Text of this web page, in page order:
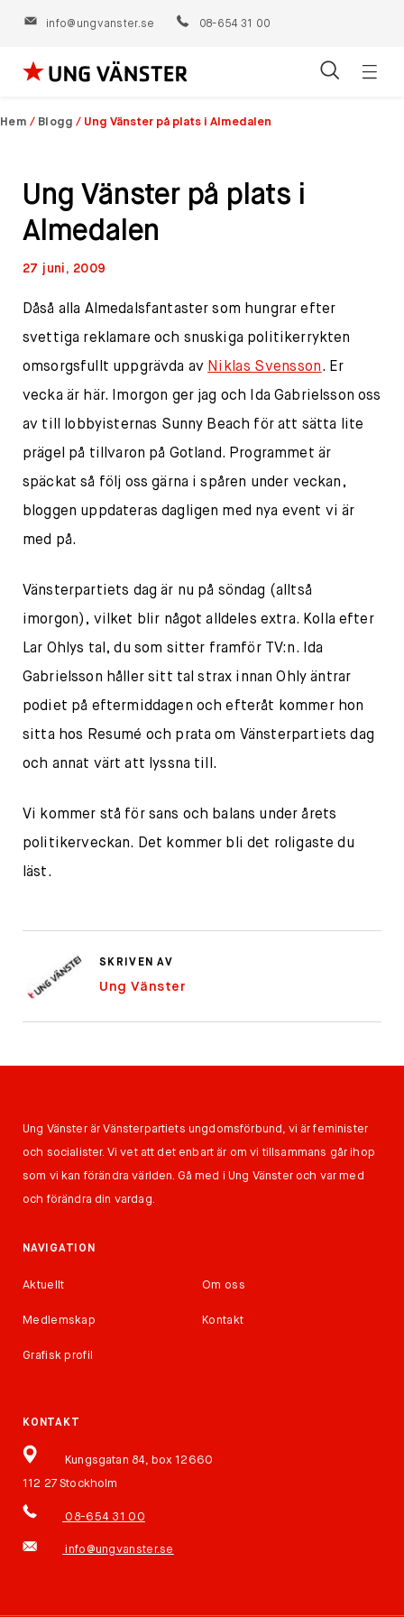
info@ungvanster.se 08-654 31 00
Hoppa
till
Hem / Blogg / Ung Vänster på plats i Almedalen
Ung Vänster på plats i
Almedalen
27 juni, 2009
Dåså alla Almedalsfantaster som hungrar efter
svettiga reklamare och snuskiga politikerrykten
omsorgsfullt uppgrävda av Niklas Svensson. Er
vecka är här. Imorgon ger jag och Ida Gabrielsson oss
av till lobbyisternas Sunny Beach för att sätta lite
prägel på tillvaron på Gotland. Programmet är
späckat så följ oss gärna i spåren under veckan,
bloggen uppdateras dagligen med nya event vi är
med på.
Vänsterpartiets dag är nu på söndag (alltså
imorgon), vilket blir något alldeles extra. Kolla efter
Lar Ohlys tal, du som sitter framför TV:n. Ida
Gabrielsson håller sitt tal strax innan Ohly äntrar
podiet på eftermiddagen och efteråt kommer hon
sitta hos Resumé och prata om Vänsterpartiets dag
och annat värt att lyssna till.
Vi kommer stå för sans och balans under årets
politikerveckan. Det kommer bli det roligaste du
läst.
SKRIVEN AV
Ung Vänster
Ung Vänster är Vänsterpartiets ungdomsförbund, vi är feminister
och socialister. Vi vet att det enbart är om vi tillsammans går ihop
som vi kan förändra världen. Gå med i Ung Vänster och var med
och förändra din vardag.
NAVIGATION
Aktuellt Om oss
Medlemskap Kontakt
Grafisk profil
KONTAKT
Kungsgatan 84, box 12660
112 27 Stockholm
08-654 31 00
info@ungvanster.se